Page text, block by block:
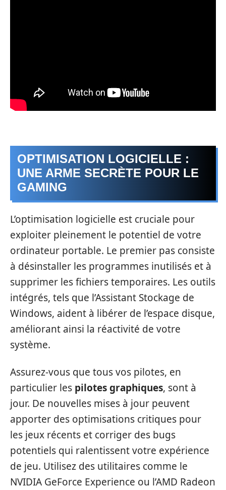
OPTIMISATION LOGICIELLE :
UNE ARME SECRÈTE POUR LE
GAMING
L’optimisation logicielle est cruciale pour
exploiter pleinement le potentiel de votre
ordinateur portable. Le premier pas consiste
à désinstaller les programmes inutilisés et à
supprimer les fichiers temporaires. Les outils
intégrés, tels que l’Assistant Stockage de
Windows, aident à libérer de l’espace disque,
améliorant ainsi la réactivité de votre
système.
Assurez-vous que tous vos pilotes, en
particulier les pilotes graphiques, sont à
jour. De nouvelles mises à jour peuvent
apporter des optimisations critiques pour
les jeux récents et corriger des bugs
potentiels qui ralentissent votre expérience
de jeu. Utilisez des utilitaires comme le
NVIDIA GeForce Experience ou l’AMD Radeon